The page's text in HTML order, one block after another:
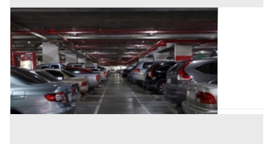
Tortolì (Nuoro)
Offerta minima
3.200 €
Codice asta:ebc80d76
Asta chiusa